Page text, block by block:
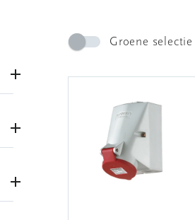
Groene selectie